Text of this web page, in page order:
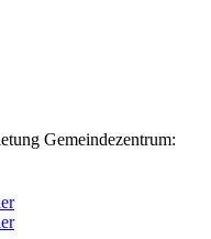
Gemeindezentrum: